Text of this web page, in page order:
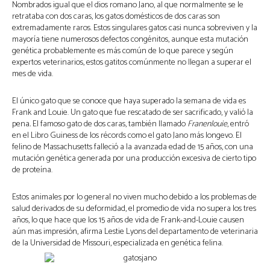
Nombrados igual que el dios romano Jano, al que normalmente se le
retrataba con dos caras, los gatos domésticos de dos caras son
extremadamente raros. Estos singulares gatos casi nunca sobreviven y la
mayoría tiene numerosos defectos congénitos, aunque esta mutación
genética probablemente es más común de lo que parece y según
expertos veterinarios, estos gatitos comúnmente no llegan a superar el
mes de vida.
El único gato que se conoce que haya superado la semana de vida es
Frank and Louie. Un gato que fue rescatado de ser sacrificado, y valió la
pena.El famoso gato de dos caras, también llamadoFranenlouie, entró
en el Libro Guiness de los récords como el gato Jano más longevo. El
felino de Massachusetts falleció a la avanzada edad de 15 años, con una
mutación genética generada por una producción excesiva de cierto tipo
de proteína.
Estos animales por lo general no viven mucho debido a los problemas de
salud derivados de su deformidad, el promedio de vida no supera los tres
años, lo que hace que los 15 años de vida de Frank-and-Louie causen
aún mas impresión, afirma Lestie Lyons del departamento de veterinaria
de la Universidad de Missouri, especializada en genética felina.